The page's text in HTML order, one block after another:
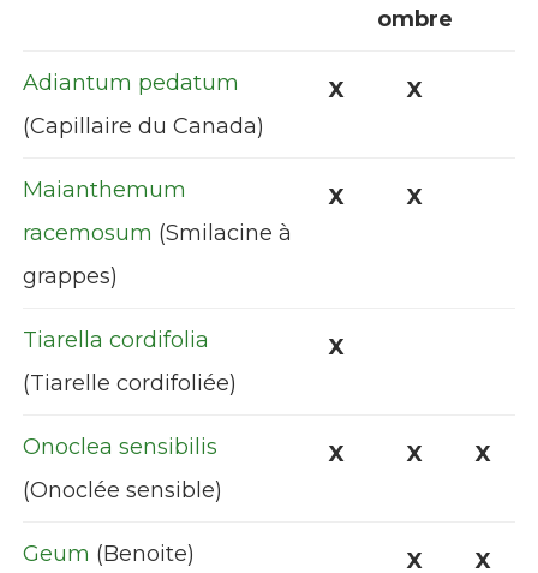
ombre
Adiantum pedatum
(Capillaire du Canada)
X X
Maianthemum
racemosum (Smilacine à
grappes)
X X
Tiarella cordifolia
(Tiarelle cordifoliée)
X
Onoclea sensibilis
(Onoclée sensible)
X X X
Geum (Benoite) X X